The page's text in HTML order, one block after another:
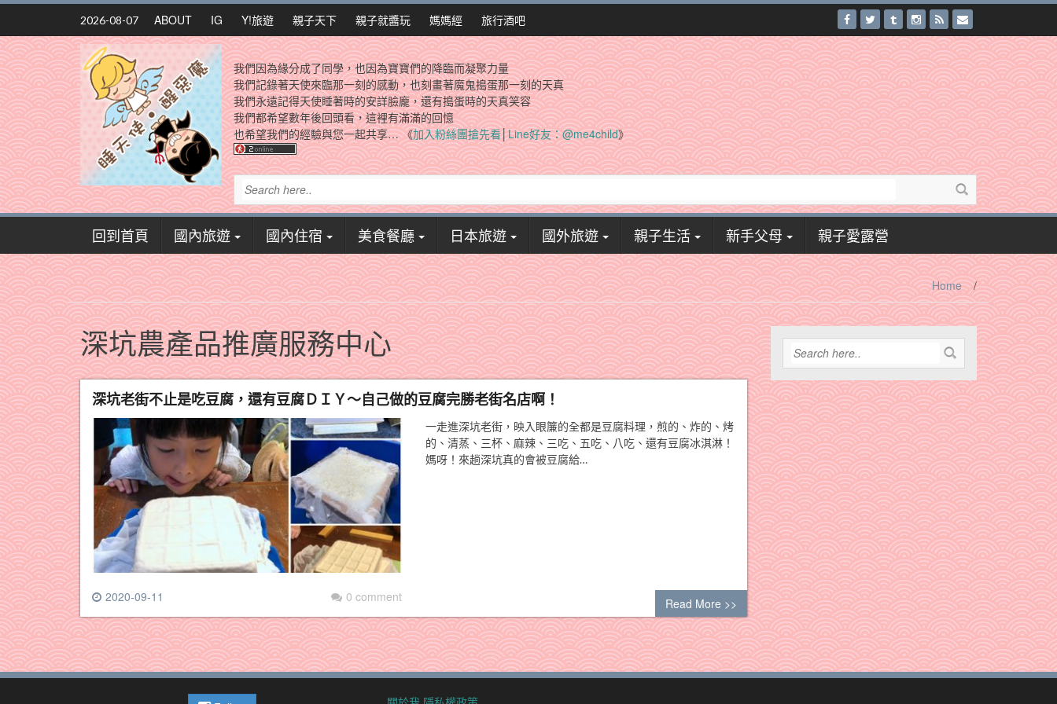
Skip
content
2026-08-07 ABOUT IG Y!旅遊 親子天下 親子就醬玩 媽媽經 旅行酒吧
我們因為緣分成了同學，也因為寶寶們的降臨而凝聚力量
我們記錄著天使來臨那一刻的感動，也刻畫著魔鬼搗蛋那一刻的天真
我們永遠記得天使睡著時的安詳臉龐，還有搗蛋時的天真笑容
我們都希望數年後回頭看，這裡有滿滿的回憶
也希望我們的經驗與您一起共享… 《加入粉絲團搶先看│Line好友：@me4child》
回到首頁 國內旅遊 國內住宿 美食餐廳 日本旅遊 國外旅遊 親子生活 新手父母 親子愛露營
Home /
深坑農產品推廣服務中心
深坑老街不止是吃豆腐，還有豆腐ＤＩＹ～自己做的豆腐完勝老街名店啊！
2020-09-11 0 comment
一走進深坑老街，映入眼簾的全都是豆腐料理，煎的、炸的、烤
的、清蒸、三杯、麻辣、三吃、五吃、八吃、還有豆腐冰淇淋！
媽呀！來趟深坑真的會被豆腐給…
Read More >>